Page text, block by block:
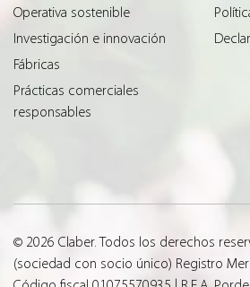
Operativa sostenible
Investigación e innovación
Fábricas
Prácticas comerciales
responsables
© 2026 Claber. Todos los derechos
(sociedad con socio único) Registro